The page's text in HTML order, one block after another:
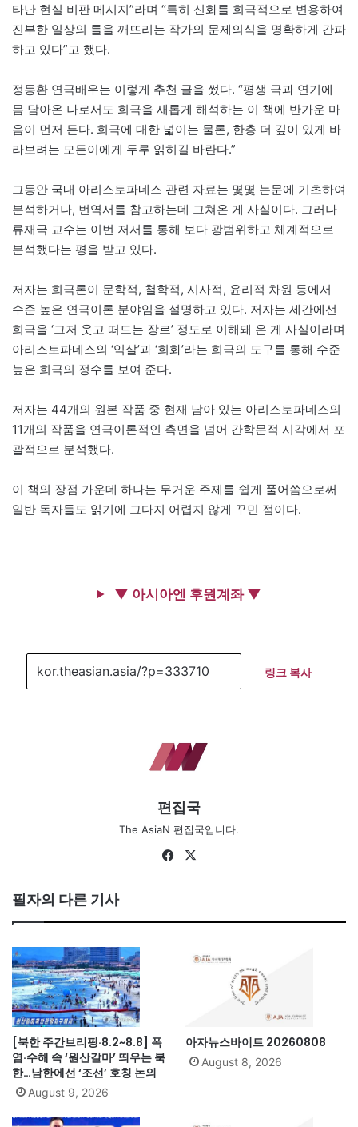
타난 현실 비판 메시지”라며 “특히 신화를 희극적으로 변용하여
진부한 일상의 틀을 깨뜨리는 작가의 문제의식을 명확하게 간파
하고 있다”고 했다.
정동환 연극배우는 이렇게 추천 글을 썼다. “평생 극과 연기에
몸 담아온 나로서도 희극을 새롭게 해석하는 이 책에 반가운 마
음이 먼저 든다. 희극에 대한 넓이는 물론, 한층 더 깊이 있게 바
라보려는 모든이에게 두루 읽히길 바란다.”
그동안 국내 아리스토파네스 관련 자료는 몇몇 논문에 기초하여
분석하거나, 번역서를 참고하는데 그쳐온 게 사실이다. 그러나
류재국 교수는 이번 저서를 통해 보다 광범위하고 체계적으로
분석했다는 평을 받고 있다.
저자는 희극론이 문학적, 철학적, 시사적, 윤리적 차원 등에서
수준 높은 연극이론 분야임을 설명하고 있다. 저자는 세간에선
희극을 ‘그저 웃고 떠드는 장르’ 정도로 이해돼 온 게 사실이라며
아리스토파네스의 ‘익살’과 ‘희화’라는 희극의 도구를 통해 수준
높은 희극의 정수를 보여 준다.
저자는 44개의 원본 작품 중 현재 남아 있는 아리스토파네스의
11개의 작품을 연극이론적인 측면을 넘어 간학문적 시각에서 포
괄적으로 분석했다.
이 책의 장점 가운데 하나는 무거운 주제를 쉽게 풀어씀으로써
일반 독자들도 읽기에 그다지 어렵지 않게 꾸민 점이다.
▼ 아시아엔 후원계좌 ▼
링크 복사
편집국
The AsiaN 편집국입니다.
Fa
필자의 다른 기사
[북한 주간브리핑·8.2~8.8] 폭
염·수해 속 ‘원산갈마’ 띄우는 북
한…남한에선 ‘조선’ 호칭 논의
August 9, 2026
아자뉴스바이트 20260808
August 8, 2026